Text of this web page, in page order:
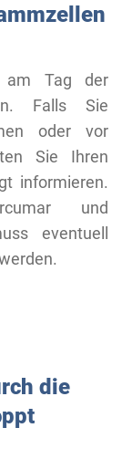
am Tag der
Falls Sie
oder vor
Sie Ihren
informieren.
und
eventuell
die